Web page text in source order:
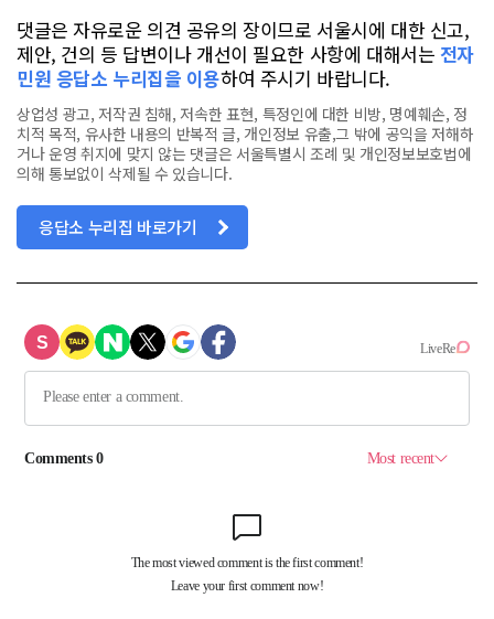
댓글은 자유로운 의견 공유의 장이므로 서울시에 대한 신고,
제안, 건의 등 답변이나 개선이 필요한 사항에 대해서는 전자
민원 응답소 누리집을 이용하여 주시기 바랍니다.
상업성 광고, 저작권 침해, 저속한 표현, 특정인에 대한 비방, 명예훼손, 정
치적 목적, 유사한 내용의 반복적 글, 개인정보 유출,그 밖에 공익을 저해하
거나 운영 취지에 맞지 않는 댓글은 서울특별시 조례 및 개인정보보호법에
의해 통보없이 삭제될 수 있습니다.
응답소 누리집 바로가기